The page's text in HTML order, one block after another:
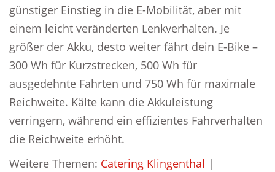
günstiger Einstieg in die E-Mobilität, aber mit
einem leicht veränderten Lenkverhalten. Je
größer der Akku, desto weiter fährt dein E-Bike –
300 Wh für Kurzstrecken, 500 Wh für
ausgedehnte Fahrten und 750 Wh für maximale
Reichweite. Kälte kann die Akkuleistung
verringern, während ein effizientes Fahrverhalten
die Reichweite erhöht.
Weitere Themen: Catering Klingenthal |